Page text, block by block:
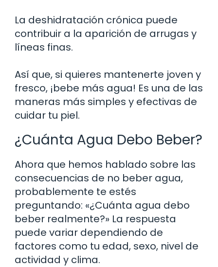
La deshidratación crónica puede
contribuir a la aparición de arrugas y
líneas finas.
Así que, si quieres mantenerte joven y
fresco, ¡bebe más agua! Es una de las
maneras más simples y efectivas de
cuidar tu piel.
¿Cuánta Agua Debo Beber?
Ahora que hemos hablado sobre las
consecuencias de no beber agua,
probablemente te estés
preguntando: «¿Cuánta agua debo
beber realmente?» La respuesta
puede variar dependiendo de
factores como tu edad, sexo, nivel de
actividad y clima.